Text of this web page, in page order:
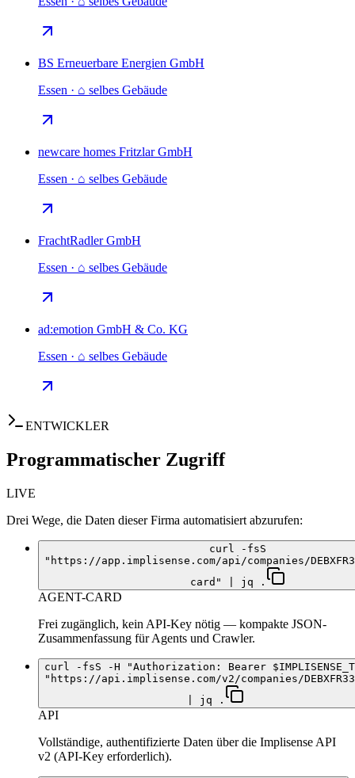
BS Erneuerbare Energien GmbH
Essen · ⌂ selbes Gebäude
newcare homes Fritzlar GmbH
Essen · ⌂ selbes Gebäude
FrachtRadler GmbH
Essen · ⌂ selbes Gebäude
ad:emotion GmbH & Co. KG
Essen · ⌂ selbes Gebäude
ENTWICKLER
Programmatischer Zugriff
LIVE
Drei Wege, die Daten dieser Firma automatisiert abzurufen:
curl -fsS
"https://app.implisense.com/api/companies/
card" | jq .
AGENT-CARD
Frei zugänglich, kein API-Key nötig — kompakte JSON-
Zusammenfassung für Agents und Crawler.
curl -fsS -H "Authorization: Bearer
"https://api.implisense.com/v2/companies/
| jq .
API
Vollständige, authentifizierte Daten über die Implisense API
v2 (API-Key erforderlich).